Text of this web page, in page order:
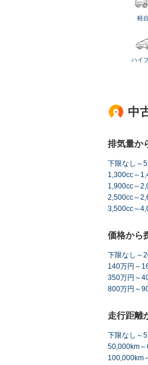
軽
ハイ
中
排気量か
下限なし～
1,300cc～
1,900cc～
2,500cc～
3,500cc～
価格から
下限なし～
140万円～
350万円～
800万円～
走行距離
下限なし～
50,000km
100,000km